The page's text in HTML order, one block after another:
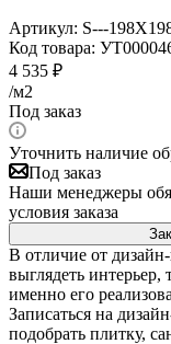
Артикул: S---
Код товара:
4 535 ₽
/м2
Под заказ
Уточнить наличие
Под заказ
Наши менеджеры
условия заказа
В отличие от
выглядеть интерьер,
именно его
Записаться на
подобрать плитку,